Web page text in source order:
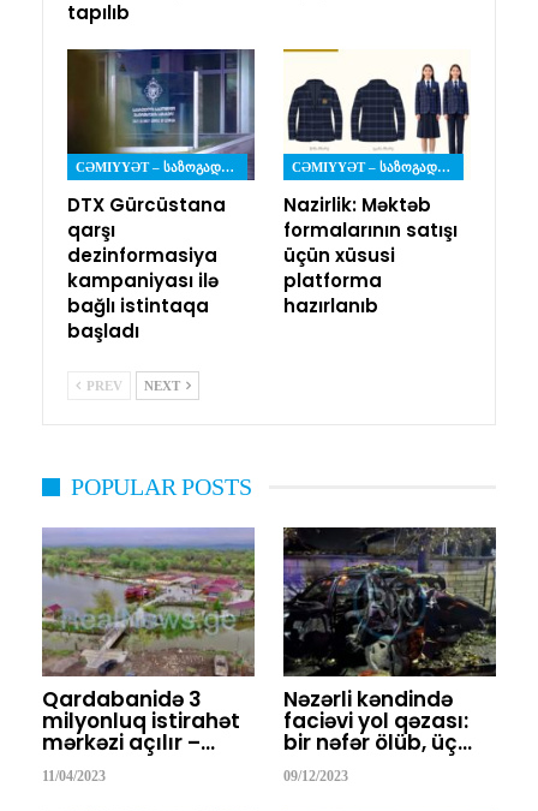
tapılıb
CƏMIYYƏT – ᲡᲐᲖᲝᲒᲐᲓᲝᲔᲑᲐ
DTX Gürcüstana
qarşı
dezinformasiya
kampaniyası ilə
bağlı istintaqa
başladı
CƏMIYYƏT – ᲡᲐᲖᲝᲒᲐᲓᲝᲔᲑᲐ
Nazirlik: Məktəb
formalarının satışı
üçün xüsusi
platforma
hazırlanıb
PREV NEXT
POPULAR POSTS
Qardabanidə 3
milyonluq istirahət
mərkəzi açılır –…
11/04/2023
Nəzərli kəndində
faciəvi yol qəzası:
bir nəfər ölüb, üç…
09/12/2023